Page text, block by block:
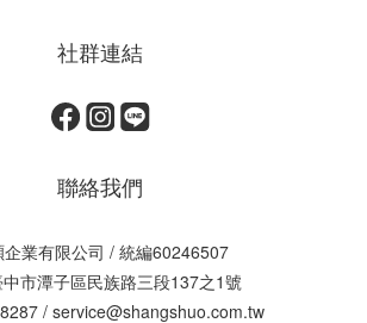
社群連結
聯絡我們
企業有限公司 / 統編60246507
市潭子區民族路三段137之1號
/ service@shangshuo.com.tw